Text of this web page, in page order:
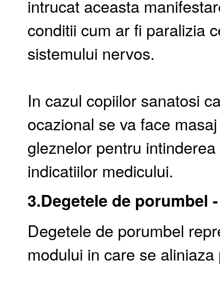
intrucat aceasta
conditii cum ar fi paralizia
sistemului nervos.
In cazul copiilor sanatosi
ocazional se va face
gleznelor pentru
indicatiilor medicului.
3.Degetele de porumbel
Degetele de porumbel
modului in care se